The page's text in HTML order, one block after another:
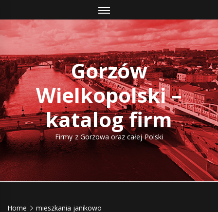
to
content
Gorzów
Wielkopolski –
katalog firm
Firmy z Gorzowa oraz całej Polski
Home mieszkania janikowo